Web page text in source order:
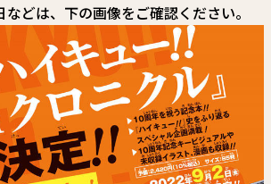
どは、下の画像をご確認ください。